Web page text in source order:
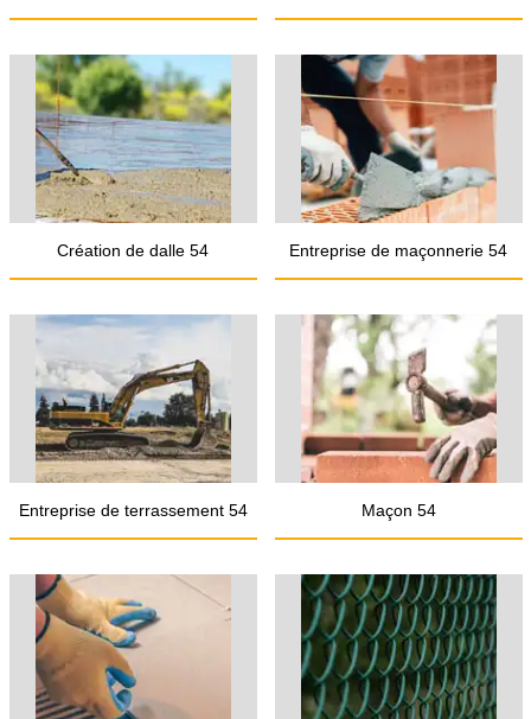
Création de dalle 54 Entreprise de maçonnerie 54
Entreprise de terrassement 54 Maçon 54